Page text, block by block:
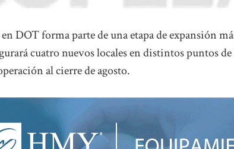
DOT forma parte de una etapa de expansión
cuatro nuevos locales en distintos puntos
al cierre de agosto.